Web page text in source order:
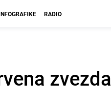
RADIO
zvezda